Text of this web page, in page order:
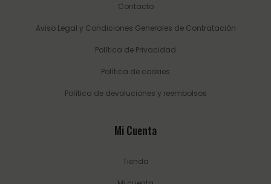
Contacto
Aviso Legal y Condiciones Generales de Contratación
Política de Privacidad
Política de cookies
Política de devoluciones y reembolsos
Mi Cuenta
Tienda